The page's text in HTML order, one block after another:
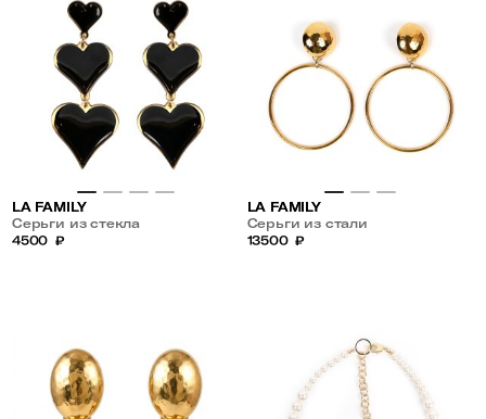
LA FAMILY
Серьги из стекла
4500 ₽
LA FAMILY
Серьги из стали
13500 ₽